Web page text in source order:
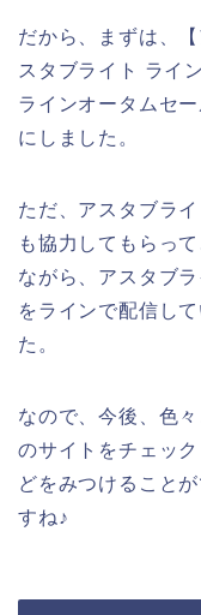
だから、まずは、
スタブライト ライ
ラインオータムセ
にしました。
ただ、アスタブラ
も協力してもらっ
ながら、アスタブ
をラインで配信し
た。
なので、今後、色
のサイトをチェッ
どをみつけること
すね♪